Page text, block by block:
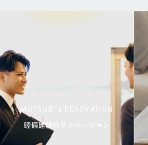
MUTSUBI’s RENOVATION
睦備建設のリノベーション